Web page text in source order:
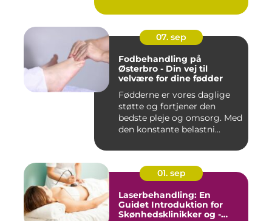
07. sep
Fodbehandling på
Østerbro - Din vej til
velvære for dine fødder
Fødderne er vores daglige
støtte og fortjener den
bedste pleje og omsorg. Med
den konstante belastni...
01. sep
Laserbehandling: En
Guidet Introduktion for
Skønhedsklinikker og -